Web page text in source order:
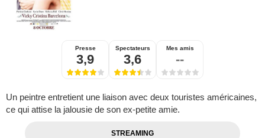
Presse
3,9
Spectateurs
3,6
Mes amis
--
Un peintre entretient une liaison avec deux touristes américaines,
ce qui attise la jalousie de son ex-petite amie.
STREAMING